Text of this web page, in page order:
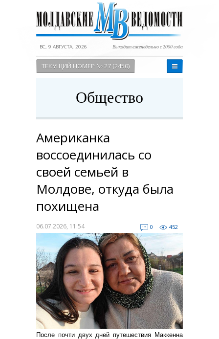
ВС, 9 АВГУСТА, 2026 Выходит еженедельно с 2000 года
ТЕКУЩИЙ НОМЕР № 27 (2450)
Общество
Американка
воссоединилась со
своей семьей в
Молдове, откуда была
похищена
06.07.2026, 11:54 0 452
После почти двух дней путешествия Маккенна